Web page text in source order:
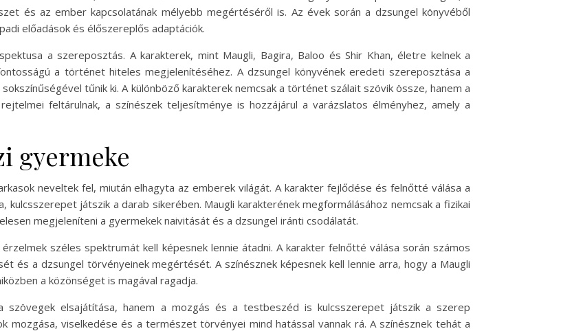
és az ember kapcsolatának mélyebb megértéséről is. Az évek során a dzsungel könyvéből
előadások és élőszereplős adaptációk.
a szereposztás. A karakterek, mint Maugli, Bagira, Baloo és Shir Khan, életre kelnek a
a történet hiteles megjelenítéséhez. A dzsungel könyvének eredeti szereposztása a
tűnik ki. A különböző karakterek nemcsak a történet szálait szövik össze, hanem a
feltárulnak, a színészek teljesítménye is hozzájárul a varázslatos élményhez, amely a
gyermeke
neveltek fel, miután elhagyta az emberek világát. A karakter fejlődése és felnőtté válása a
játszik a darab sikerében. Maugli karakterének megformálásához nemcsak a fizikai
megjeleníteni a gyermekek naivitását és a dzsungel iránti csodálatát.
széles spektrumát kell képesnek lennie átadni. A karakter felnőtté válása során számos
és a dzsungel törvényeinek megértését. A színésznek képesnek kell lennie arra, hogy a Maugli
a közönséget is magával ragadja.
szövegek elsajátítása, hanem a mozgás és a testbeszéd is kulcsszerepet játszik a szerep
mozgása, viselkedése és a természet törvényei mind hatással vannak rá. A színésznek tehát a